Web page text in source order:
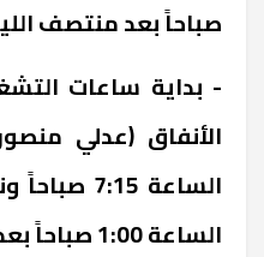
صباحاً بعد منتصف
- بداية ساعات
الأنفاق (عدلي
الساعة
الساعة 1:00 صباحاً بعد منتصف الليل